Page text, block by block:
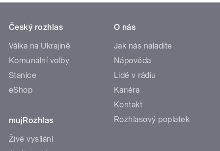
Český rozhlas
Válka na Ukrajině
Komunální volby
Stanice
eShop
mujRozhlas
Živé vysílání
O nás
Jak nás naladíte
Nápověda
Lidé v rádiu
Kariéra
Kontakt
Rozhlasový poplatek